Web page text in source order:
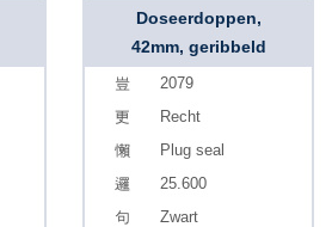
Doseerdoppen,
42mm, geribbeld
2079
Recht
Plug seal
25.600
Zwart